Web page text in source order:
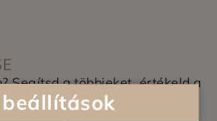
Segítsd a többieket, értékeld a